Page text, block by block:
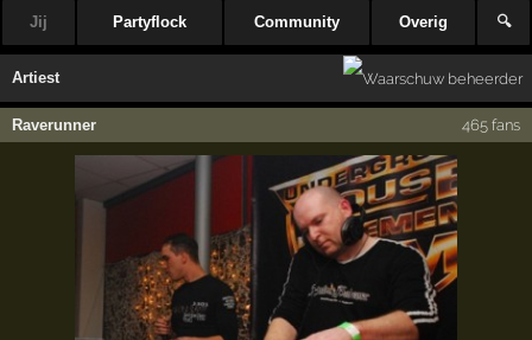
Jij Partyflock Community Overig 🔍
Artiest
Raverunner 465 fans